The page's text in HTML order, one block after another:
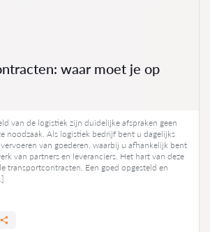
waar moet je op
van de logistiek zijn duidelijke afspraken geen
noodzaak. Als logistiek bedrijf bent u dagelijks
van goederen, waarbij u afhankelijk bent
van partners en leveranciers. Het hart van deze
transportcontracten. Een goed opgesteld en